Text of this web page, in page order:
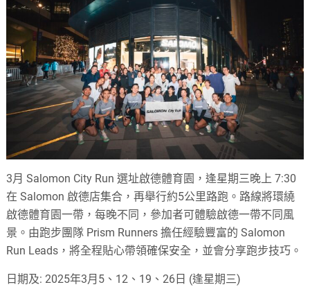
3月 Salomon City Run 選址啟德體育園，逢星期三晚上 7:30
在 Salomon 啟德店集合，再舉行約5公里路跑。路線將環繞
啟德體育園一帶，每晚不同，參加者可體驗啟德一帶不同風
景。由跑步團隊 Prism Runners 擔任經驗豐富的 Salomon
Run Leads，將全程貼心帶領確保安全，並會分享跑步技巧。
日期及: 2025年3月5、12、19、26日 (逢星期三)